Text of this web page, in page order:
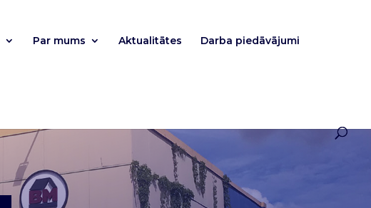
Par mums Aktualitātes Darba piedāvājumi